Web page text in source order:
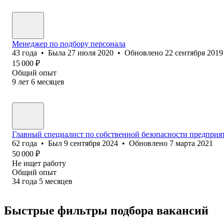
Менеджер по подбору персонала
43 года • Была 27 июля 2020 • Обновлено 22 сентября 2019
15 000 ₽
Общий опыт
9 лет 6 месяцев
Главный специалист по собственной безопасности
62 года • Был 9 сентября 2024 • Обновлено 7 марта 2021
50 000 ₽
Не ищет работу
Общий опыт
34 года 5 месяцев
Быстрые фильтры подбора вакансий